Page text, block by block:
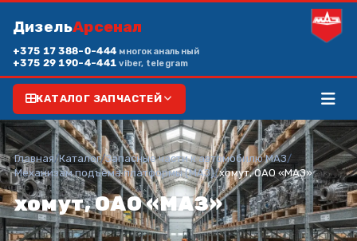
ДизельАрсенал
+375 17 388-0-444 многоканальный
+375 29 190-4-441viber, telegram
КАТАЛОГ ЗАПЧАСТЕЙ
Главная/Каталог/Запасные части к автомобилю МАЗ/
Механизам подъёма платформы (МАЗ)/хомут, ОАО «МАЗ»
хомут, ОАО «МАЗ»